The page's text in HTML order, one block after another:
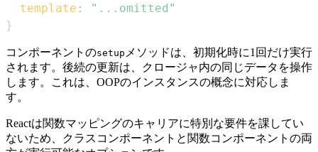
template :
"...omitted"
}
コンポーネントのsetup メソッドは、初期化時に1回だけ実行
されます。後続の更新は、クロージャ内の同じデータを操作
します。これは、OOPのインスタンスの概念に対応しま
す。
Reactは関数マッピングのキャリアに特別な要件を課してい
ないため、クラスコンポーネントと関数コンポーネントの両